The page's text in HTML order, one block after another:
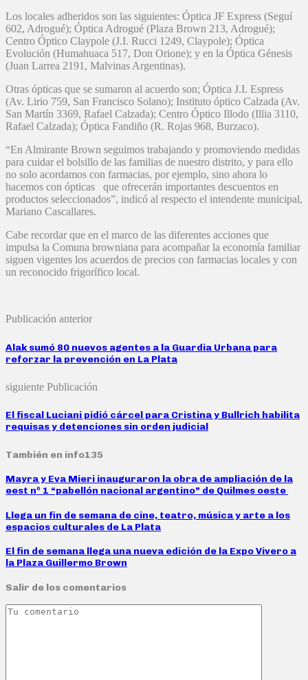
Los locales adheridos son las siguientes: Óptica JF Express (Seguí
602, Adrogué); Óptica Adrogué (Plaza Brown 213, Adrogué);
Centro Óptico Claypole (J.I. Rucci 1249, Claypole); Óptica
Evolución (Humahuaca 517, Don Orione); y en la Óptica Génesis
(Juan Larrea 2191, Malvinas Argentinas).
Otras ópticas que se sumaron al acuerdo son; Óptica J.I. Espress
(Av. Lirio 759, San Francisco Solano); Instituto óptico Calzada (Av.
San Martín 3369, Rafael Calzada); Centro Óptico Illodo (Illia 3110,
Rafael Calzada); Óptica Fandiño (R. Rojas 968, Burzaco).
“En Almirante Brown seguimos trabajando y promoviendo medidas
para cuidar el bolsillo de las familias de nuestro distrito, y para ello
no solo acordamos con farmacias, por ejemplo, sino ahora lo
hacemos con ópticas que ofrecerán importantes descuentos en
productos seleccionados”, indicó al respecto el intendente municipal,
Mariano Cascallares.
Cabe recordar que en el marco de las diferentes acciones que
impulsa la Comuna browniana para acompañar la economía familiar
siguen vigentes los acuerdos de precios con farmacias locales y con
un reconocido frigorífico local.
Publicación anterior
Alak sumó 80 nuevos agentes a la Guardia Urbana para
reforzar la prevención en La Plata
siguiente Publicación
El fiscal Luciani pidió cárcel para Cristina y Bullrich habilita
requisas y detenciones sin orden judicial
También en info135
Mayra y Eva Mieri inauguraron la obra de ampliación de la
eest nº 1 “pabellón nacional argentino” de Quilmes oeste
Llega un fin de semana de cine, teatro, música y arte a los
espacios culturales de La Plata
El fin de semana llega una nueva edición de la Expo Vivero a
la Plaza Guillermo Brown
Salir de los comentarios